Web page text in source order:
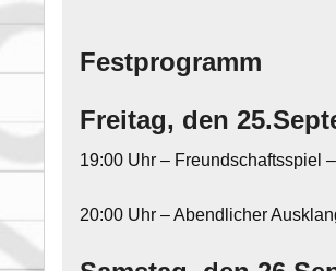
Festprogramm
Freitag, den
19:00 Uhr – Freundschaftsspiel
20:00 Uhr – Abendlicher